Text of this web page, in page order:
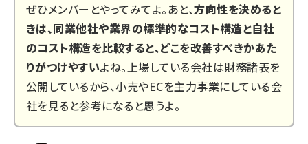
ぜひメンバーとやってみてよ。あと、方向性を決めると
きは、同業他社や業界の標準的なコスト構造と自社
のコスト構造を比較すると、どこを改善すべきかあた
りがつけやすいよね。上場している会社は財務諸表を
公開しているから、小売やECを主力事業にしている会
社を見ると参考になると思うよ。